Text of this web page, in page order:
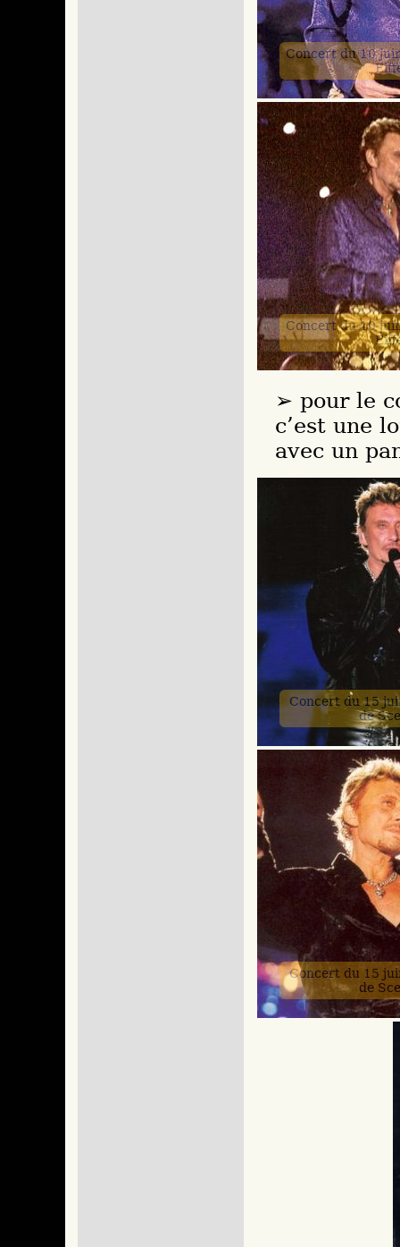
Concert du 10
Concert du 10
pour le
c’est une
avec un
Concert du 15
de
Concert du 15
de